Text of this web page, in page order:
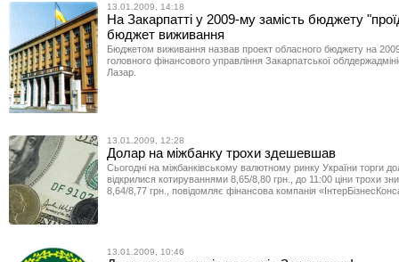
13.01.2009, 14:18
На Закарпатті у 2009-му замість бюджету
бюджет виживання
Бюджетом виживання назвав проект обласного бюджету на
головного фінансового управління Закарпатської
Лазар.
13.01.2009, 12:28
Долар на міжбанку трохи здешевшав
Сьогодні на міжбанківському валютному ринку України торги
відкрилися котируваннями 8,65/8,80 грн., до 11:00 ціни трохи
8,64/8,77 грн., повідомляє фінансова компанія
13.01.2009, 10:46